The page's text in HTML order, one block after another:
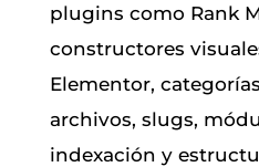
plugins como Rank
constructores
Elementor,
archivos, slugs,
indexación y